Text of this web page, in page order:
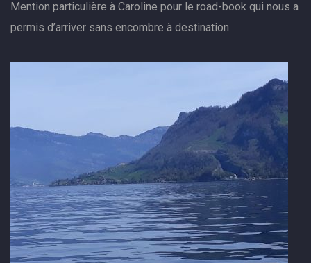
Mention particulière à Caroline pour le road-book qui nous a
permis d’arriver sans encombre à destination.